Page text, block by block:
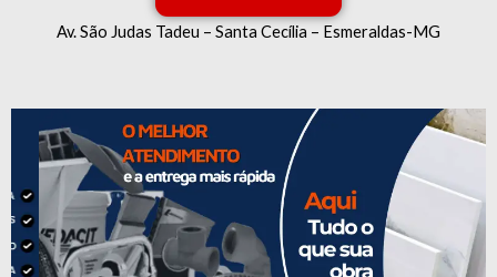
Av. São Judas Tadeu – Santa Cecília – Esmeraldas-MG